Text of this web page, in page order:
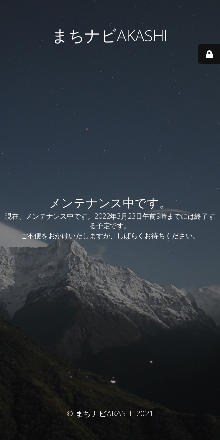
まちナビAKASHI
メンテナンス中です。
現在、メンテナンス中です。2022年3月23日午前9時までには終了す
る予定です。
ご不便をおかけいたしますが、しばらくお待ちください。
© まちナビAKASHI 2021